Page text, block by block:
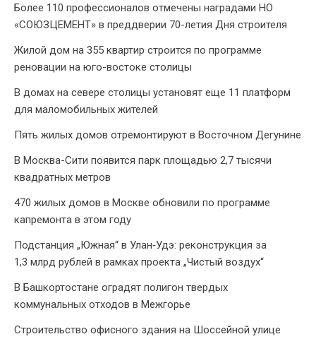
Более 110 профессионалов отмечены наградами НО
«СОЮЗЦЕМЕНТ» в преддверии 70-летия Дня строителя
Жилой дом на 355 квартир строится по программе
реновации на юго-востоке столицы
В домах на севере столицы установят еще 11 платформ
для маломобильных жителей
Пять жилых домов отремонтируют в Восточном Дегунине
В Москва-Сити появится парк площадью 2,7 тысячи
квадратных метров
470 жилых домов в Москве обновили по программе
капремонта в этом году
Подстанция „Южная“ в Улан‑Удэ: реконструкция за
1,3 млрд рублей в рамках проекта „Чистый воздух“
В Башкортостане оградят полигон твердых
коммунальных отходов в Межгорье
Строительство офисного здания на Шоссейной улице